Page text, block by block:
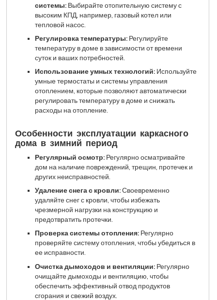
системы:Выбирайте отопительную систему с
высоким КПД, например, газовый котел или
тепловой насос.
Регулировка температуры:Регулируйте
температуру в доме в зависимости от времени
суток и ваших потребностей.
Использование умных технологий:Используйте
умные термостаты и системы управления
отоплением, которые позволяют автоматически
регулировать температуру в доме и снижать
расходы на отопление.
Особенности эксплуатации каркасного
дома в зимний период
Регулярный осмотр:Регулярно осматривайте
дом на наличие повреждений, трещин, протечек и
других неисправностей.
Удаление снега с кровли:Своевременно
удаляйте снег с кровли, чтобы избежать
чрезмерной нагрузки на конструкцию и
предотвратить протечки.
Проверка системы отопления:Регулярно
проверяйте систему отопления, чтобы убедиться в
ее исправности.
Очистка дымоходов и вентиляции:Регулярно
очищайте дымоходы и вентиляцию, чтобы
обеспечить эффективный отвод продуктов
сгорания и свежий воздух.